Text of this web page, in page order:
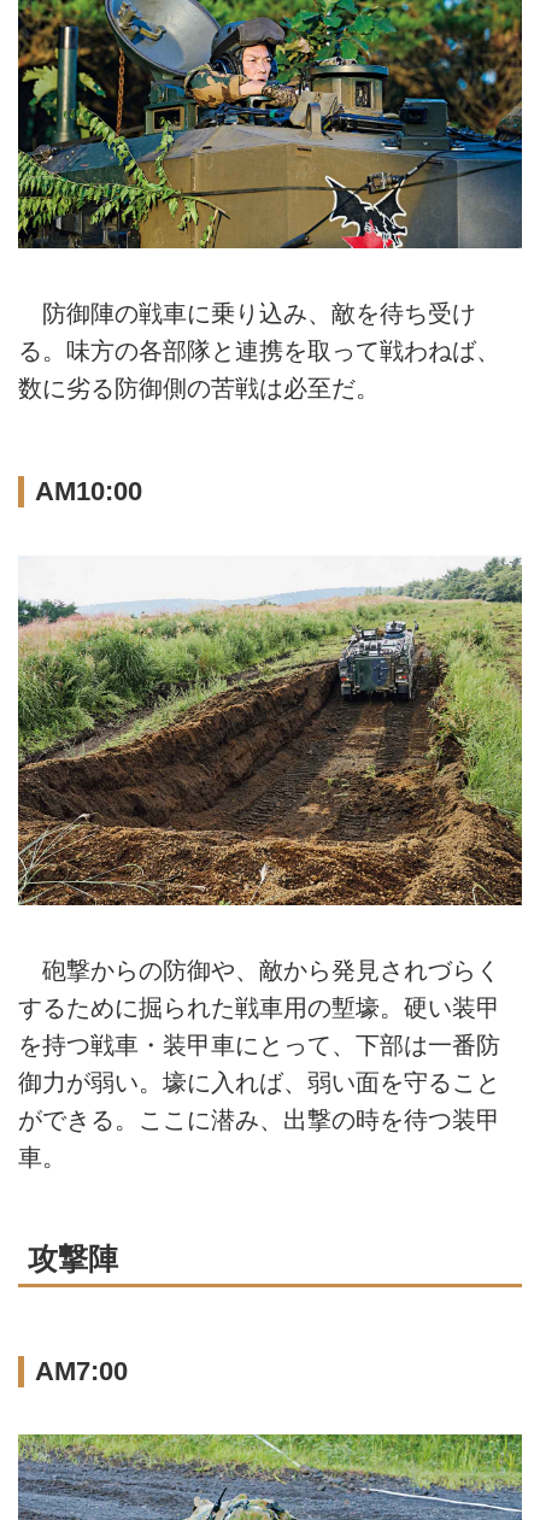
防御陣の戦車に乗り込み、敵を待ち受け
る。味方の各部隊と連携を取って戦わねば、
数に劣る防御側の苦戦は必至だ。
AM10:00
砲撃からの防御や、敵から発見されづらく
するために掘られた戦車用の塹壕。硬い装甲
を持つ戦車・装甲車にとって、下部は一番防
御力が弱い。壕に入れば、弱い面を守ること
ができる。ここに潜み、出撃の時を待つ装甲
車。
攻撃陣
AM7:00